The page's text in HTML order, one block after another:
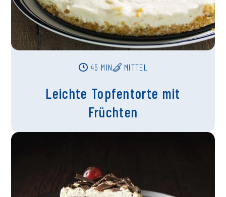
45 MIN MITTEL
Leichte Topfentorte mit
Früchten